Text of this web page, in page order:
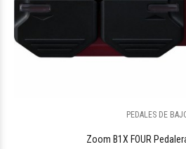
PEDALES DE
Zoom B1X FOUR